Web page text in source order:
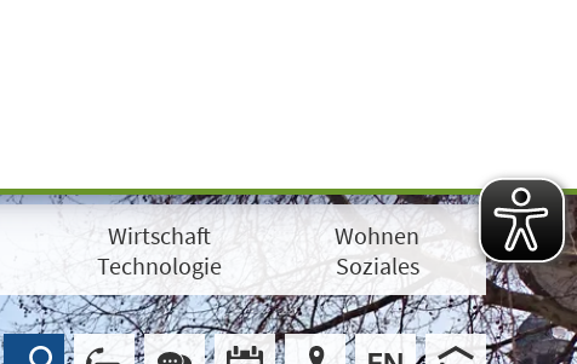
Wirtschaft
Technologie
Wohnen
Soziales